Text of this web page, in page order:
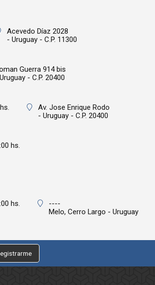
Acevedo Díaz 2028
- Uruguay - C.P. 11300
Guerra 914 bis
- C.P. 20400
Av. Jose Enrique Rodo
- Uruguay - C.P. 20400
hs.
hs.
----
Melo, Cerro Largo - Uruguay